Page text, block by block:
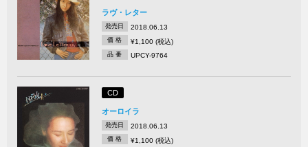
ラヴ・レター
発売日 2018.06.13
価 格 ¥1,100 (税込)
品 番 UPCY-9764
CD
オーロイラ
発売日 2018.06.13
価 格 ¥1,100 (税込)